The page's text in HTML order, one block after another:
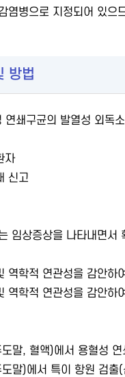
염병으로 지정되어 있
방법
연쇄구균의 발열성 외독
자
신고
임상증상을 나타내면
학적 연관성을 감안하
역학적 연관성을 감안
말, 혈액)에서 용혈성
말)에서 특이 항원 검출